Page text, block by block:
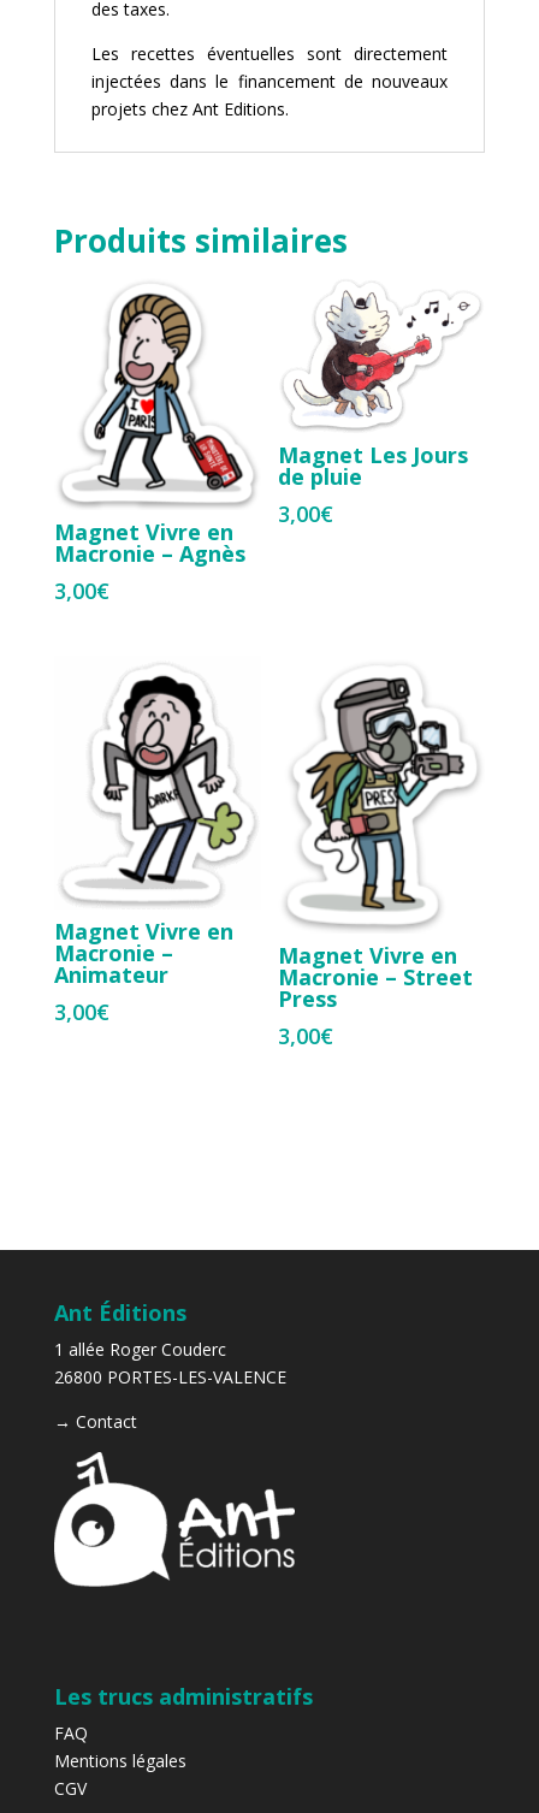
des taxes.
Les recettes éventuelles sont directement
injectées dans le financement de nouveaux
projets chez Ant Editions.
Produits similaires
Magnet Vivre en
Macronie – Agnès
3,00€
Magnet Les Jours
de pluie
3,00€
Magnet Vivre en
Macronie –
Animateur
3,00€
Magnet Vivre en
Macronie – Street
Press
3,00€
Ant Éditions
1 allée Roger Couderc
26800 PORTES-LES-VALENCE
→ Contact
Les trucs administratifs
FAQ
Mentions légales
CGV